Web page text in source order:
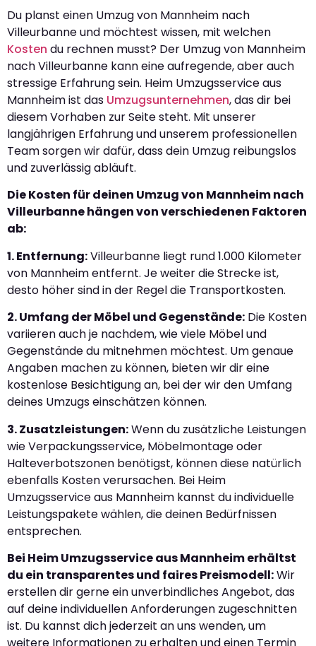
Du planst einen Umzug von Mannheim nach
Villeurbanne und möchtest wissen, mit welchen
Kosten du rechnen musst? Der Umzug von Mannheim
nach Villeurbanne kann eine aufregende, aber auch
stressige Erfahrung sein. Heim Umzugsservice aus
Mannheim ist das Umzugsunternehmen, das dir bei
diesem Vorhaben zur Seite steht. Mit unserer
langjährigen Erfahrung und unserem professionellen
Team sorgen wir dafür, dass dein Umzug reibungslos
und zuverlässig abläuft.
Die Kosten für deinen Umzug von Mannheim nach
Villeurbanne hängen von verschiedenen Faktoren
ab:
1. Entfernung:Villeurbanne liegt rund 1.000 Kilometer
von Mannheim entfernt. Je weiter die Strecke ist,
desto höher sind in der Regel die Transportkosten.
2. Umfang der Möbel und Gegenstände: Die Kosten
variieren auch je nachdem, wie viele Möbel und
Gegenstände du mitnehmen möchtest. Um genaue
Angaben machen zu können, bieten wir dir eine
kostenlose Besichtigung an, bei der wir den Umfang
deines Umzugs einschätzen können.
3. Zusatzleistungen:Wenn du zusätzliche Leistungen
wie Verpackungsservice, Möbelmontage oder
Halteverbotszonen benötigst, können diese natürlich
ebenfalls Kosten verursachen. Bei Heim
Umzugsservice aus Mannheim kannst du individuelle
Leistungspakete wählen, die deinen Bedürfnissen
entsprechen.
Bei Heim Umzugsservice aus Mannheim erhältst
du ein transparentes und faires Preismodell:Wir
erstellen dir gerne ein unverbindliches Angebot, das
auf deine individuellen Anforderungen zugeschnitten
ist. Du kannst dich jederzeit an uns wenden, um